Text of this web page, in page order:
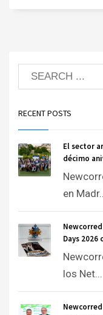
RECENT POSTS
El sector
décimo
en
Days
los Net...